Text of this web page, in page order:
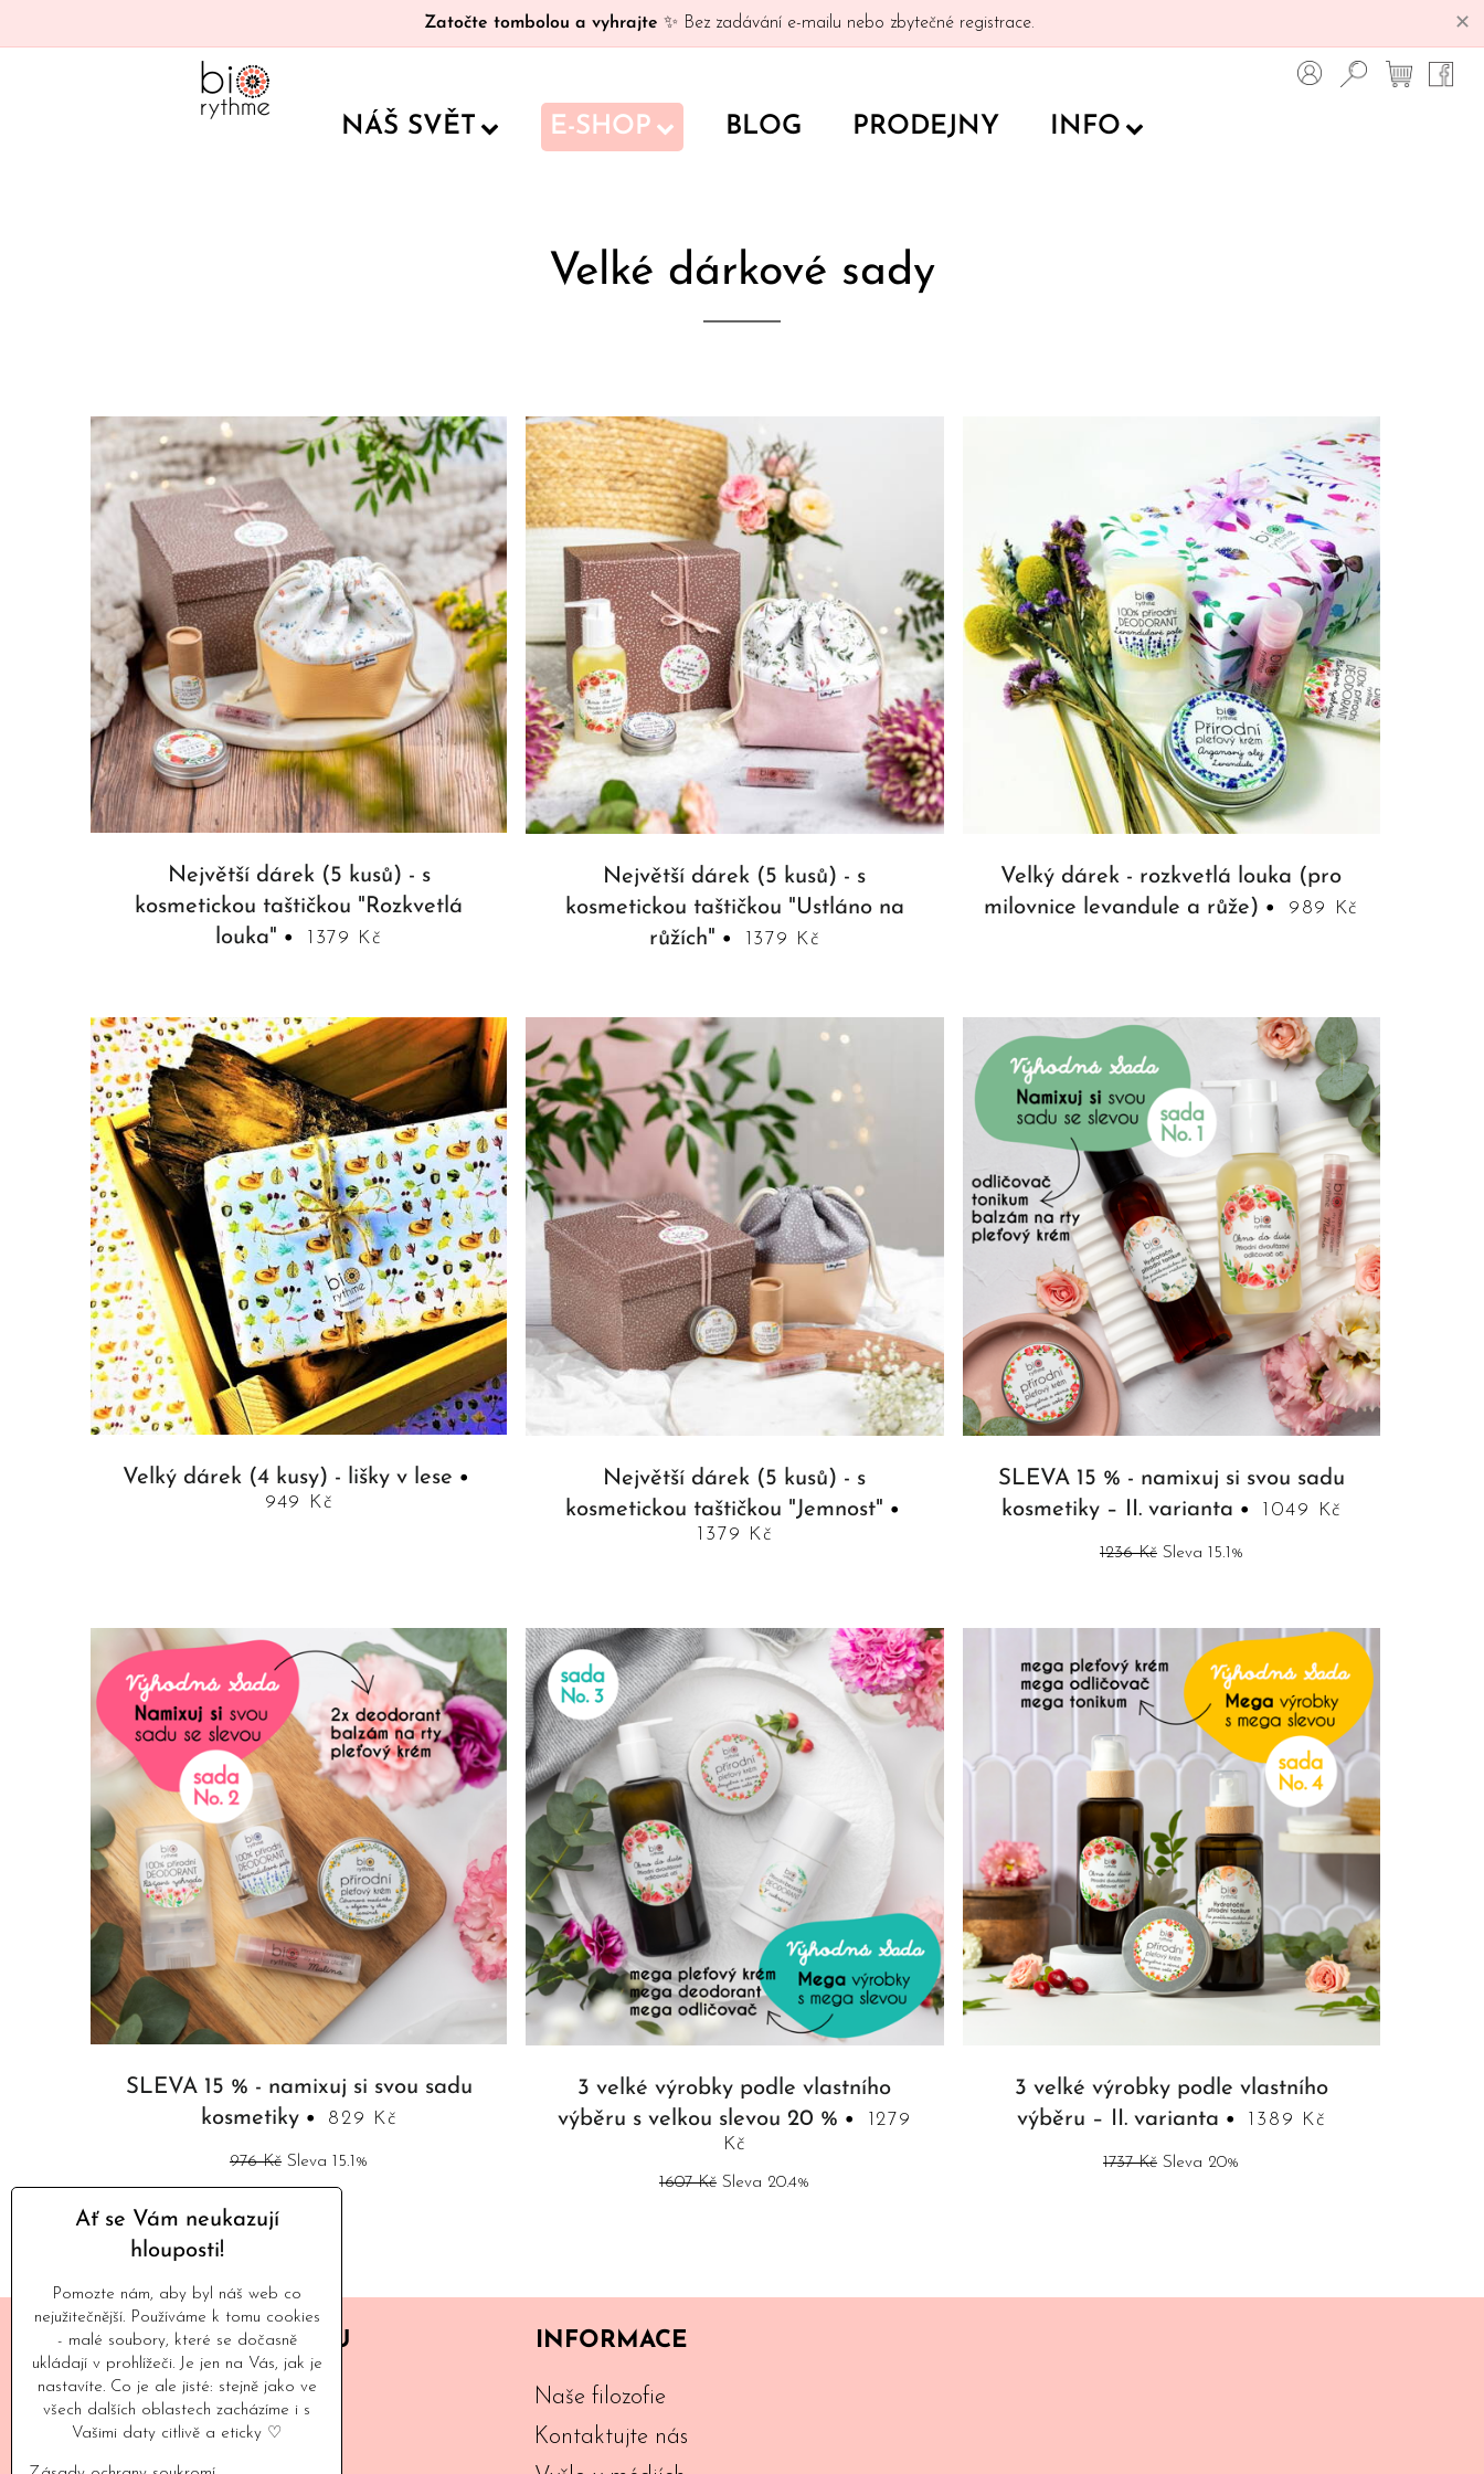
Zatočte tombolou a vyhrajte ✨ Bez zadávání e-mailu nebo zbytečné registrace. ✕
NÁŠ SVĚT E-SHOP BLOG PRODEJNY INFO
Velké dárkové sady
Největší dárek (5 kusů) - s
kosmetickou taštičkou "Rozkvetlá
louka"
1379 Kč
Největší dárek (5 kusů) - s
kosmetickou taštičkou "Ustláno na
růžích"
1379 Kč
Velký dárek - rozkvetlá louka (pro
milovnice levandule a růže)
989 Kč
Velký dárek (4 kusy) - lišky v lese
949 Kč
Největší dárek (5 kusů) - s
kosmetickou taštičkou "Jemnost"
1379 Kč
SLEVA 15 % - namixuj si svou sadu
kosmetiky – II. varianta
1049 Kč
1236 Kč Sleva 15.1%
SLEVA 15 % - namixuj si svou sadu
kosmetiky
829 Kč
976 Kč Sleva 15.1%
3 velké výrobky podle vlastního
výběru s velkou slevou 20 %
1279
Kč
1607 Kč Sleva 20.4%
3 velké výrobky podle vlastního
výběru – II. varianta
1389 Kč
1737 Kč Sleva 20%
BUĎME V KONTAKTU
+420 775 605 265
(všední dny 10 - 16 h)
INFORMACE
Naše filozofie
Kontaktujte nás
Ať se Vám neukazují
hlouposti!
Pomozte nám, aby byl náš web co
nejužitečnější. Používáme k tomu cookies
- malé soubory, které se dočasně
ukládají v prohlížeči. Je jen na Vás, jak je
nastavíte. Co je ale jisté: stejně jako ve
všech dalších oblastech zacházíme i s
Vašimi daty citlivě a eticky ♡